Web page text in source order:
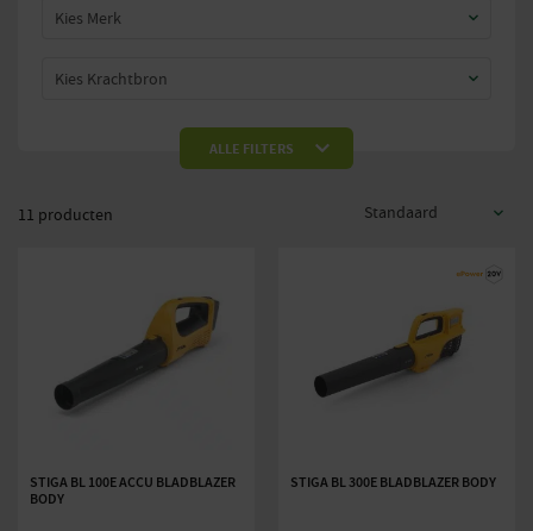
Kies Merk
Kies Krachtbron
ALLE FILTERS
11 producten
STIGA BL 100E ACCU BLADBLAZER
BODY
STIGA BL 300E BLADBLAZER BODY